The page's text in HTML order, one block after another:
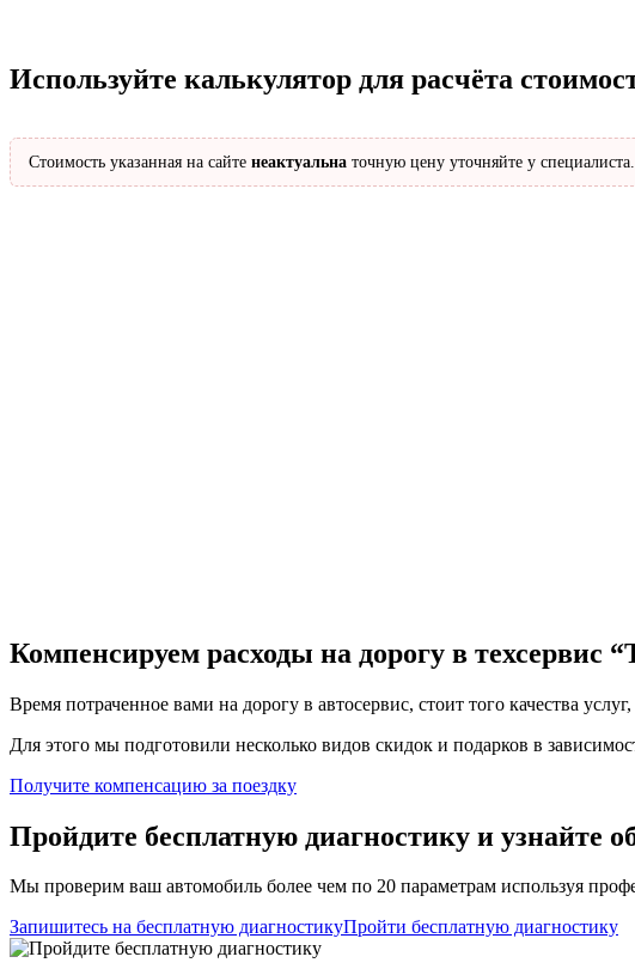
Используйте калькулятор для расчёта
Стоимость указанная на сайте неактуальна точную цену уточняйте у
Компенсируем расходы на дорогу в техсервис
Время потраченное вами на дорогу в автосервис, стоит того качества
Для этого мы подготовили несколько видов скидок и подарков в
Получите компенсацию за поездку
Пройдите бесплатную диагностику и узнайте
Мы проверим ваш автомобиль более чем по 20 параметрам используя
Запишитесь на бесплатную диагностикуПройти бесплатную диагностику